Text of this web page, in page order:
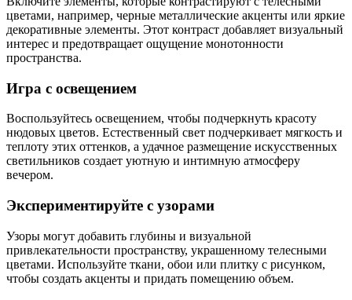
цветами, например, черные металлические акценты или яркие
декоративные элементы. Этот контраст добавляет визуальный
интерес и предотвращает ощущение монотонности
пространства.
Игра с освещением
Воспользуйтесь освещением, чтобы подчеркнуть красоту
нюдовых цветов. Естественный свет подчеркивает мягкость и
теплоту этих оттенков, а удачное размещение искусственных
светильников создает уютную и интимную атмосферу
вечером.
Экспериментируйте с узорами
Узоры могут добавить глубины и визуальной
привлекательности пространству, украшенному телесными
цветами. Используйте ткани, обои или плитку с рисунком,
чтобы создать акценты и придать помещению объем.